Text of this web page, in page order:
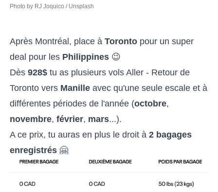
Photo by RJ Joquico / Unsplash
Après Montréal, place à Toronto pour un super
deal pour les Philippines 😉
Dès 928$ tu as plusieurs vols Aller - Retour de
Toronto vers Manille avec qu'une seule escale et à
différentes périodes de l'année (octobre,
novembre, février, mars...).
A ce prix, tu auras en plus le droit à 2 bagages
enregistrés 🤗